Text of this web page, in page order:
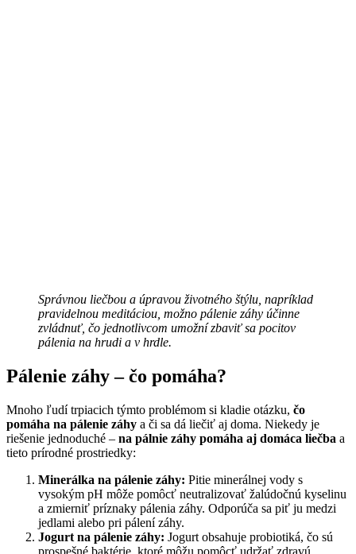
Správnou liečbou a úpravou životného štýlu, napríklad
pravidelnou meditáciou, možno pálenie záhy účinne
zvládnuť, čo jednotlivcom umožní zbaviť sa pocitov
pálenia na hrudi a v hrdle.
Pálenie záhy – čo pomáha?
Mnoho ľudí trpiacich týmto problémom si kladie otázku, čo
pomáha na pálenie záhy a či sa dá liečiť aj doma. Niekedy je
riešenie jednoduché – na pálnie záhy pomáha aj domáca liečba a
tieto prírodné prostriedky:
Minerálka na pálenie záhy: Pitie minerálnej vody s
vysokým pH môže pomôcť neutralizovať žalúdočnú kyselinu
a zmierniť príznaky pálenia záhy. Odporúča sa piť ju medzi
jedlami alebo pri pálení záhy.
Jogurt na pálenie záhy: Jogurt obsahuje probiotiká, čo sú
prospešné baktérie, ktoré môžu pomôcť udržať zdravú